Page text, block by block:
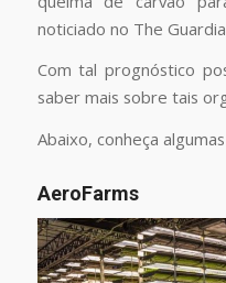
noticiado no The
Com tal prognóstico
saber mais sobre tais
Abaixo, conheça
AeroFarms